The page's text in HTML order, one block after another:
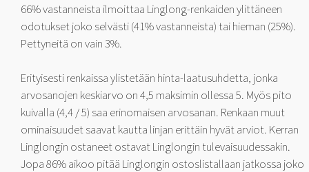
66% vastanneista ilmoittaa Linglong-renkaiden ylittäneen
odotukset joko selvästi (41% vastanneista) tai hieman (25%).
Pettyneitä on vain 3%.
Erityisesti renkaissa ylistetään hinta-laatusuhdetta, jonka
arvosanojen keskiarvo on 4,5 maksimin ollessa 5. Myös pito
kuivalla (4,4 / 5) saa erinomaisen arvosanan. Renkaan muut
ominaisuudet saavat kautta linjan erittäin hyvät arviot. Kerran
Linglongin ostaneet ostavat Linglongin tulevaisuudessakin.
Jopa 86% aikoo pitää Linglongin ostoslistallaan jatkossa joko